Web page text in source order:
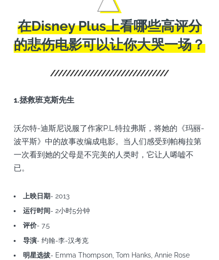
在Disney Plus上看哪些高评分
的悲伤电影可以让你大哭一场？
1.拯救班克斯先生
沃尔特-迪斯尼说服了作家P.L.特拉弗斯，将她的《玛丽-
波平斯》中的故事改编成电影。当人们感受到帕梅拉第
一次看到她的父母是不完美的人类时，它让人唏嘘不
已。
上映日期- 2013
运行时间- 2小时5分钟
评价- 7.5
导演- 约翰-李-汉考克
明星选拔- Emma Thompson, Tom Hanks, Annie Rose